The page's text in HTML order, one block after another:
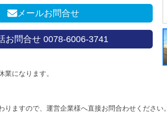
メールお問合せ
お問合せ 0078-6006-3741
になります。
ますので、運営企業様へ直接お問合わせください。